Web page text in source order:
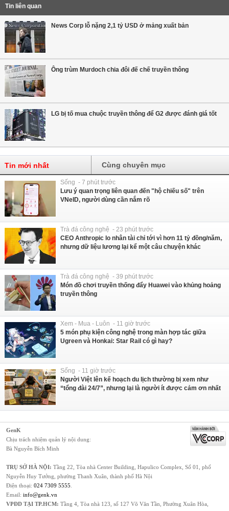
Tin liên quan
News Corp lỗ nặng 2,1 tỷ USD ở mảng xuất bản
Ông trùm Murdoch chia đôi đế chế truyền thông
LG bị tố mua chuộc truyền thông để G2 được đánh giá tốt
Tin mới nhất Cùng chuyên mục
Sống - 7 phút trước
Lưu ý quan trọng liên quan đến "hộ chiếu số" trên
VNeID, người dùng cần nắm rõ
Trà đá công nghệ - 23 phút trước
CEO Anthropic lo nhân tài chỉ tới vì hơn 11 tỷ đồng/năm,
nhưng dữ liệu lương lại kể một câu chuyện khác
Trà đá công nghệ - 39 phút trước
Món đồ chơi truyền thống đẩy Huawei vào khủng hoảng
truyền thông
Xem - Mua - Luôn - 11 giờ trước
5 món phụ kiện công nghệ trong màn hợp tác giữa
Ugreen và Honkai: Star Rail có gì hay?
Sống - 11 giờ trước
Người Việt lên kế hoạch du lịch thường bị xem như
“tổng đài 24/7”, nhưng lại là người ít được cảm ơn nhất
GenK
Chịu trách nhiệm quản lý nội dung:
Bà Nguyễn Bích Minh
TRỤ SỞ HÀ NỘI: Tầng 22, Tòa nhà Center Building, Hapulico Complex, Số 01, phố
Nguyễn Huy Tưởng, phường Thanh Xuân, thành phố Hà Nội
Điện thoại: 024 7309 5555.
Email: info@genk.vn
VPĐD TẠI TP.HCM: Tầng 4, Tòa nhà 123, số 127 Võ Văn Tần, Phường Xuân Hòa,